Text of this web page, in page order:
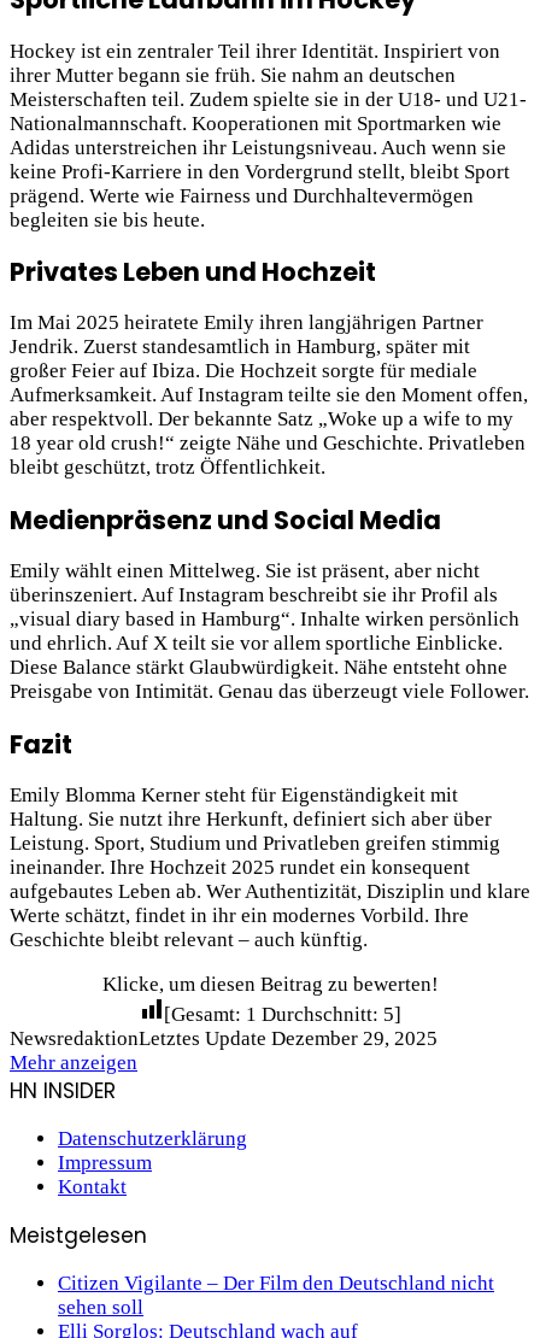
Hockey ist ein zentraler Teil ihrer Identität. Inspiriert von
ihrer Mutter begann sie früh. Sie nahm an deutschen
Meisterschaften teil. Zudem spielte sie in der U18- und U21-
Nationalmannschaft. Kooperationen mit Sportmarken wie
Adidas unterstreichen ihr Leistungsniveau. Auch wenn sie
keine Profi-Karriere in den Vordergrund stellt, bleibt Sport
prägend. Werte wie Fairness und Durchhaltevermögen
begleiten sie bis heute.
Privates Leben und Hochzeit
Im Mai 2025 heiratete Emily ihren langjährigen Partner
Jendrik. Zuerst standesamtlich in Hamburg, später mit
großer Feier auf Ibiza. Die Hochzeit sorgte für mediale
Aufmerksamkeit. Auf Instagram teilte sie den Moment offen,
aber respektvoll. Der bekannte Satz „Woke up a wife to my
18 year old crush!“ zeigte Nähe und Geschichte. Privatleben
bleibt geschützt, trotz Öffentlichkeit.
Medienpräsenz und Social Media
Emily wählt einen Mittelweg. Sie ist präsent, aber nicht
überinszeniert. Auf Instagram beschreibt sie ihr Profil als
„visual diary based in Hamburg“. Inhalte wirken persönlich
und ehrlich. Auf X teilt sie vor allem sportliche Einblicke.
Diese Balance stärkt Glaubwürdigkeit. Nähe entsteht ohne
Preisgabe von Intimität. Genau das überzeugt viele Follower.
Fazit
Emily Blomma Kerner steht für Eigenständigkeit mit
Haltung. Sie nutzt ihre Herkunft, definiert sich aber über
Leistung. Sport, Studium und Privatleben greifen stimmig
ineinander. Ihre Hochzeit 2025 rundet ein konsequent
aufgebautes Leben ab. Wer Authentizität, Disziplin und klare
Werte schätzt, findet in ihr ein modernes Vorbild. Ihre
Geschichte bleibt relevant – auch künftig.
Klicke, um diesen Beitrag zu bewerten!
[Gesamt: 1 Durchschnitt: 5]
NewsredaktionLetztes Update Dezember 29, 2025
Mehr anzeigen
HN INSIDER
Datenschutzerklärung
Impressum
Kontakt
Meistgelesen
Citizen Vigilante – Der Film den Deutschland nicht
sehen soll
Elli Sorglos: Deutschland wach auf